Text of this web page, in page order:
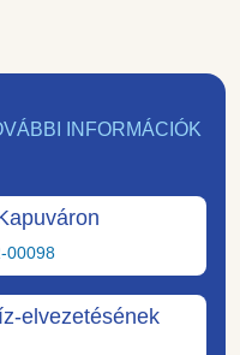
INFORMÁCIÓK
00098
elvezetésének